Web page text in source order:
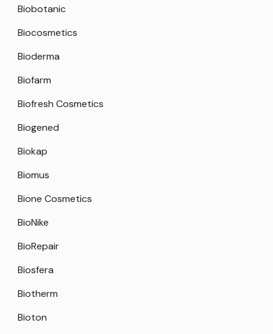
Biobotanic
Biocosmetics
Bioderma
Biofarm
Biofresh Cosmetics
Biogened
Biokap
Biomus
Bione Cosmetics
BioNike
BioRepair
Biosfera
Biotherm
Bioton